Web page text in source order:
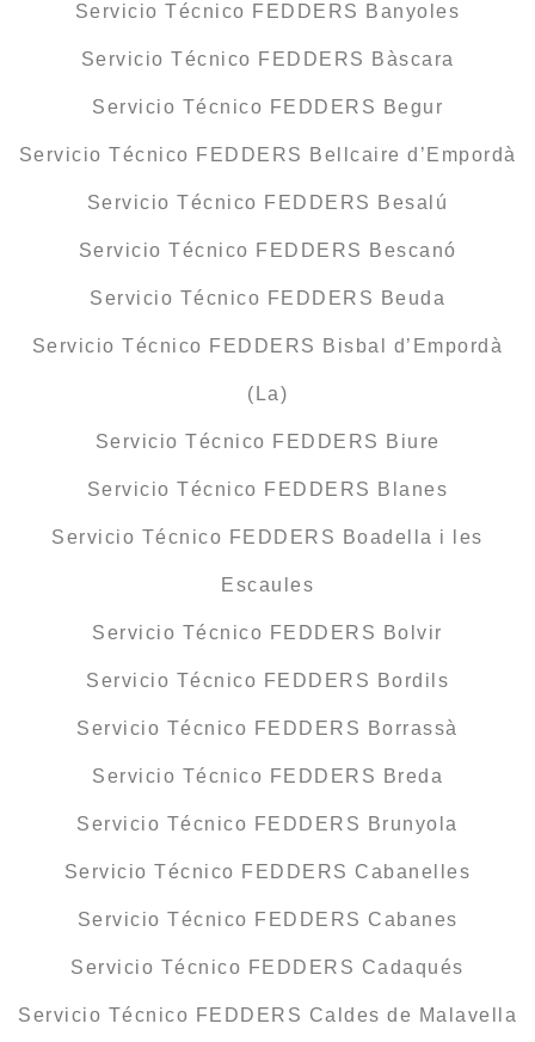
Servicio Técnico FEDDERS Banyoles
Servicio Técnico FEDDERS Bàscara
Servicio Técnico FEDDERS Begur
Servicio Técnico FEDDERS Bellcaire d’Empordà
Servicio Técnico FEDDERS Besalú
Servicio Técnico FEDDERS Bescanó
Servicio Técnico FEDDERS Beuda
Servicio Técnico FEDDERS Bisbal d’Empordà
(La)
Servicio Técnico FEDDERS Biure
Servicio Técnico FEDDERS Blanes
Servicio Técnico FEDDERS Boadella i les
Escaules
Servicio Técnico FEDDERS Bolvir
Servicio Técnico FEDDERS Bordils
Servicio Técnico FEDDERS Borrassà
Servicio Técnico FEDDERS Breda
Servicio Técnico FEDDERS Brunyola
Servicio Técnico FEDDERS Cabanelles
Servicio Técnico FEDDERS Cabanes
Servicio Técnico FEDDERS Cadaqués
Servicio Técnico FEDDERS Caldes de Malavella